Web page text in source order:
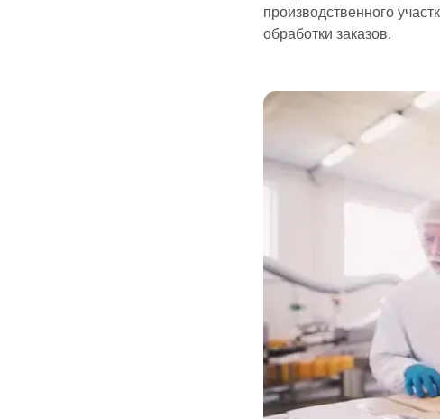
производственного
обработки заказов.